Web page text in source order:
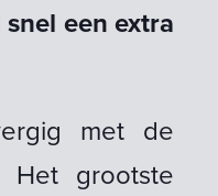
een extra
met de
grootste